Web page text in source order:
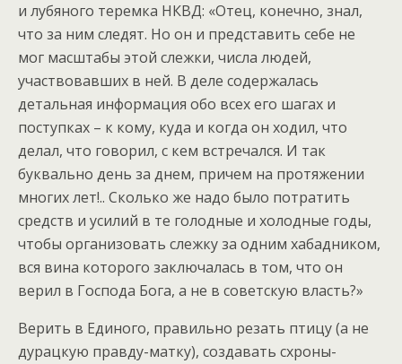
и лубяного теремка НКВД: «Отец, конечно, знал,
что за ним следят. Но он и представить себе не
мог масштабы этой слежки, числа людей,
участвовавших в ней. В деле содержалась
детальная информация обо всех его шагах и
поступках – к кому, куда и когда он ходил, что
делал, что говорил, с кем встречался. И так
буквально день за днем, причем на протяжении
многих лет!.. Сколько же надо было потратить
средств и усилий в те голодные и холодные годы,
чтобы организовать слежку за одним хабадником,
вся вина которого заключалась в том, что он
верил в Господа Бога, а не в советскую власть?»
Верить в Единого, правильно резать птицу (а не
дурацкую правду-матку), создавать схроны-